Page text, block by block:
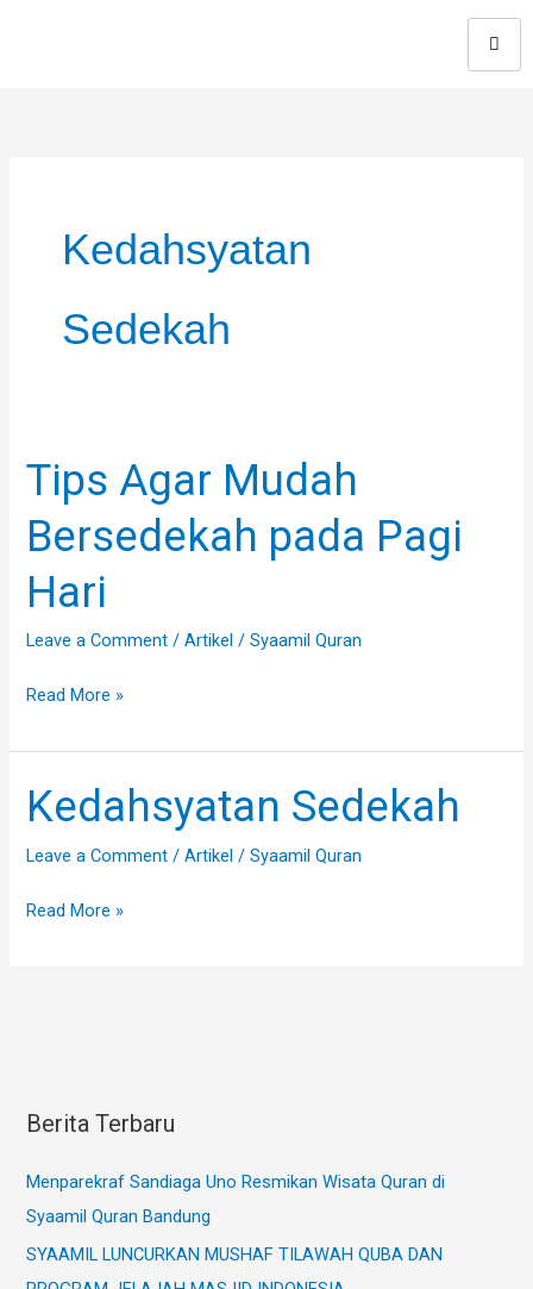
Kedahsyatan
Sedekah
Tips Agar Mudah
Bersedekah pada Pagi
Hari
Leave a Comment /Artikel /Syaamil Quran
Tips
Agar
Mudah
pada
Read More »
Kedahsyatan Sedekah
Leave a Comment /Artikel /Syaamil Quran
Kedahsyatan
Sedekah
Read More »
Berita Terbaru
Menparekraf Sandiaga Uno Resmikan Wisata Quran di
Syaamil Quran Bandung
SYAAMIL LUNCURKAN MUSHAF TILAWAH QUBA DAN